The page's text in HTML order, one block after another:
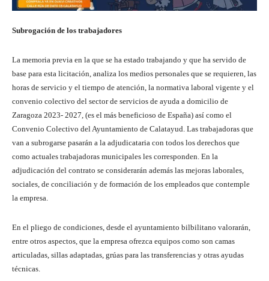
Subrogación de los trabajadores
La memoria previa en la que se ha estado trabajando y que ha servido de
base para esta licitación, analiza los medios personales que se requieren, las
horas de servicio y el tiempo de atención, la normativa laboral vigente y el
convenio colectivo del sector de servicios de ayuda a domicilio de
Zaragoza 2023- 2027, (es el más beneficioso de España) así como el
Convenio Colectivo del Ayuntamiento de Calatayud. Las trabajadoras que
van a subrogarse pasarán a la adjudicataria con todos los derechos que
como actuales trabajadoras municipales les corresponden. En la
adjudicación del contrato se considerarán además las mejoras laborales,
sociales, de conciliación y de formación de los empleados que contemple
la empresa.
En el pliego de condiciones, desde el ayuntamiento bilbilitano valorarán,
entre otros aspectos, que la empresa ofrezca equipos como son camas
articuladas, sillas adaptadas, grúas para las transferencias y otras ayudas
técnicas.